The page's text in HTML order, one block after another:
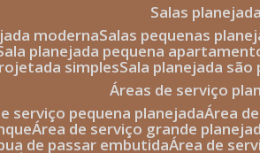
salas
moderna salas pequenas
sala planejada pequena
simples sala planejada são
áreas de serviço
serviço pequena planejada área
área de serviço grande
de passar embutida área de